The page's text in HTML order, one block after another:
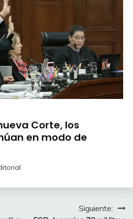
Corte, los
en modo de
Siguiente: